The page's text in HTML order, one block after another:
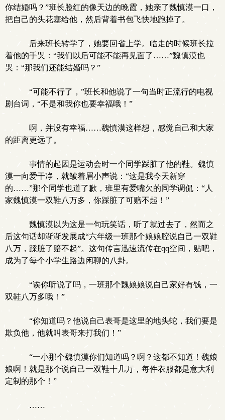
你结婚吗？”班长脸红的像天边的晚霞，她亲了魏慎漠一口，
把自己的头花塞给他，然后背着书包飞快地跑掉了。
后来班长转学了，她要回省上学。临走的时候班长拉
着他的手哭：“我们以后可能不能再见面了……”魏慎漠也
哭：“那我们还能结婚吗？”
“可能不行了，”班长和他说了一句当时正流行的电视
剧台词，“不是和我你也要幸福哦！”
啊，并没有幸福……魏慎漠这样想，感觉自己和大家
的距离更远了。
事情的起因是运动会时一个同学踩脏了他的鞋。魏慎
漠一向爱干净，就皱着眉小声说：“这是我今天新穿
的……”那个同学也道了歉，班里有爱嘴欠的同学调侃：“人
家魏慎漠一双鞋八万多，你踩脏了可赔不起！”
魏慎漠以为这是一句玩笑话，听了就过去了，然而之
后这句话却渐渐发展成“六年级一班那个娘娘腔说自己一双鞋
八万，踩脏了赔不起”。这句传言迅速流传在qq空间，贴吧，
成为了每个小学生路边闲聊的八卦。
“诶你听说了吗，一班那个魏娘娘说自己家好有钱，一
双鞋八万多哦！”
“你知道吗？他说自己表哥是这里的地头蛇，我们要是
欺负他，他就叫表哥来打我们！”
“一小那个魏慎漠你们知道吗？啊？这都不知道！魏娘
娘啊！就是那个说自己一双鞋十几万，每件衣服都是意大利
定制的那个！”
……